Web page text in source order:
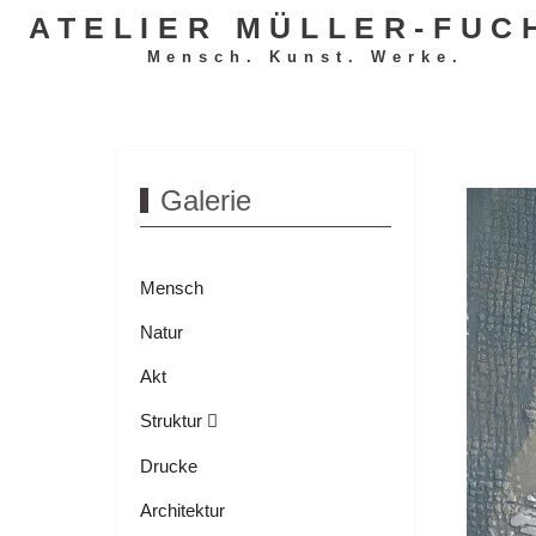
ATELIER MÜLLER-
Mensch. Kunst. Werke.
Galerie
Mensch
Natur
Akt
Struktur
Drucke
Architektur